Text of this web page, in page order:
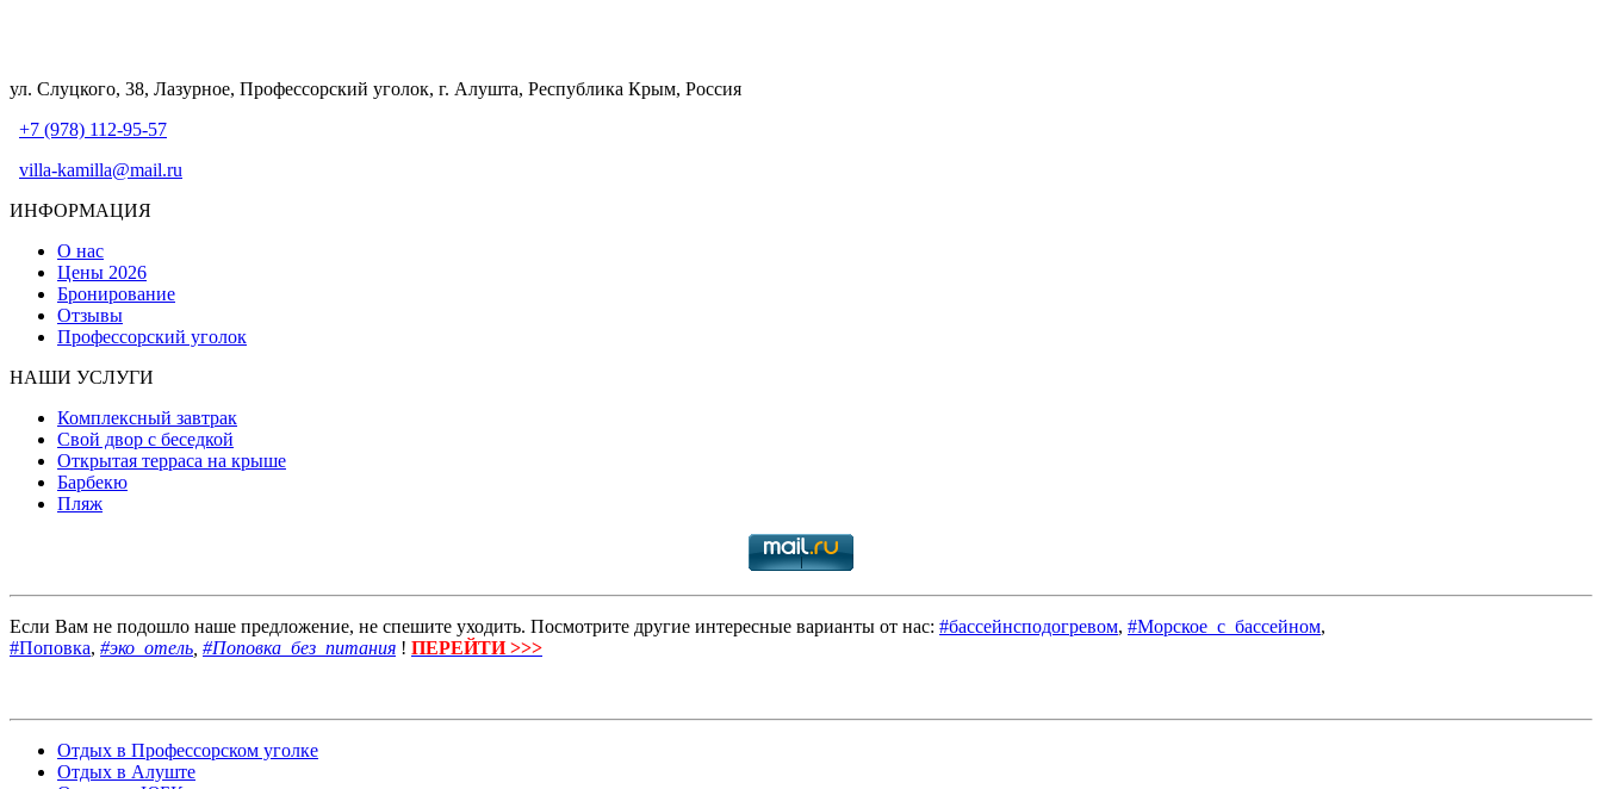
ул. Слуцкого, 38, Лазурное, Профессорский уголок, г. Алушта, Республика Крым, Россия
+7 (978) 112-95-57
villa-kamilla@mail.ru
ИНФОРМАЦИЯ
О нас
Цены 2026
Бронирование
Отзывы
Профессорский уголок
НАШИ УСЛУГИ
Комплексный завтрак
Свой двор с беседкой
Открытая терраса на крыше
Барбекю
Пляж
Если Вам не подошло наше предложение, не спешите уходить. Посмотрите другие интересные варианты от нас: #бассейнсподогревом, #Морское_с_бассейном,
#Поповка, #эко_отель #Поповка_без_питания ! ПЕРЕЙТИ >>>
Отдых в Профессорском уголке
Отдых в Алуште